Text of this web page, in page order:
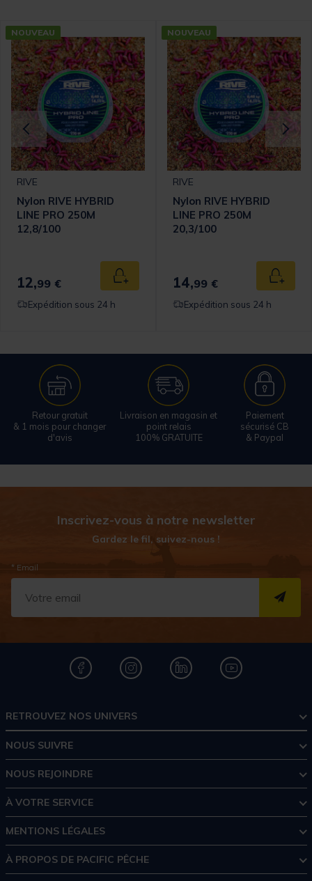
panier
NOUVEAU
RIVE
Nylon RIVE HYBRID
LINE PRO 250M
12,8/100
12,99 € Ajouter au panier
Expédition sous 24 h
NOUVEAU
RIVE
Nylon RIVE HYBRID
LINE PRO 250M
20,3/100
14,99 €
Expédition sous 24 h
Retour gratuit
& 1 mois pour changer
d'avis
Livraison en magasin et
point relais
100% GRATUITE
Paiement
sécurisé CB
& Paypal
Inscrivez-vous à notre newsletter
Gardez le fil, suivez-nous !
* Email
RETROUVEZ NOS UNIVERS
NOUS SUIVRE
NOUS REJOINDRE
À VOTRE SERVICE
MENTIONS LÉGALES
À PROPOS DE PACIFIC PÊCHE